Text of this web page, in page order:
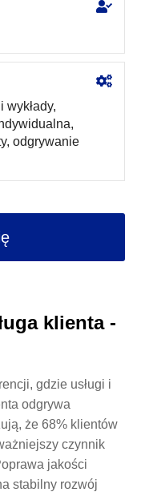
klienta -
gdzie usługi i
odgrywa
że 68% klientów
czynnik
jakości
stabilny rozwój
wykłady,
odgrywanie